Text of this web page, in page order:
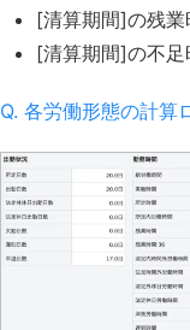
[清算期間]の残業
[清算期間]の不足
Q. 各労働形態の計算